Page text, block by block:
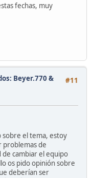
fechas, muy
#11
Beyer.770 &
sobre el tema, estoy
problemas de
de cambiar el equipo
os pido opinión sobre
deberían ser